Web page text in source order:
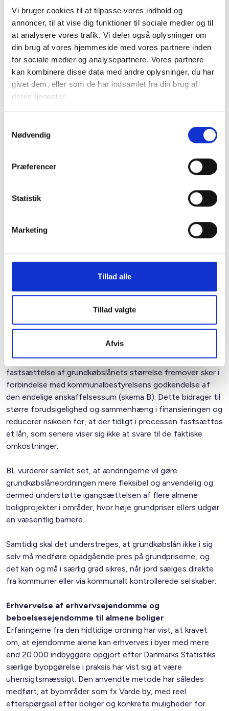
Vi bruger cookies til at tilpasse vores indhold og
annoncer, til at vise dig funktioner til sociale medier og til
at analysere vores trafik. Vi deler også oplysninger om
din brug af vores hjemmeside med vores partnere inden
for sociale medier og analysepartnere. Vores partnere
kan kombinere disse data med andre oplysninger, du har
givet dem, eller som de har indsamlet fra din brug af
deres tjenester.
Nødvendig
Præferencer
Statistik
Marketing
Tillad alle
Tillad valgte
Afvis
vedtagelsen af nærværende lovforslag. BL skal
understrege vigtigheden af, at lovforslaget vedtages og
implementeres hurtigst muligt.
BL gør i den forbindelse opmærksom på, at der – særligt i
hovedstadsområdet – allerede ligger flere tusinde almene
familieboliger klar til igangsættelse, forudsat at den
samlede højprisordning implementeres. En hurtig
boliger.
maksimumpriser ikke får afledte effekter på grund- og
byggepriser, så det kan sikres, at de bedre rammer fører til
mest muligt betalbart byggeri. I situationer med salg af
grunde fra kommuner eller kommunale selskaber må dette
Grundkøbslån
grundkøbslåneordningen hensigtsmæssige og
velbegrundede. Særligt positivt er det, at grænsen for
maksimumbeløbet, idet dette i praksis øger det lånebeløb,
der kan ydes i områder med høje grundpriser. Ændringen vil
styrke mulighederne for at erhverve byggegrunde til alment
BL noterer sig endvidere positivt, at den endelige
fastsættelse af grundkøbslånets størrelse fremover sker i
forbindelse med kommunalbestyrelsens godkendelse af
den endelige anskaffelsessum (skema B). Dette bidrager til
større forudsigelighed og sammenhæng i finansieringen og
reducerer risikoen for, at der tidligt i processen fastsættes
et lån, som senere viser sig ikke at svare til de faktiske
omkostninger.
BL vurderer samlet set, at ændringerne vil gøre
grundkøbslåneordningen mere fleksibel og anvendelig og
dermed understøtte igangsættelsen af flere almene
boligprojekter i områder, hvor høje grundpriser ellers udgør
en væsentlig barriere.
Samtidig skal det understreges, at grundkøbslån ikke i sig
selv må medføre opadgående pres på grundpriserne, og
det kan og må i særlig grad sikres, når jord sælges direkte
fra kommuner eller via kommunalt kontrollerede selskaber.
Erhvervelse af erhvervsejendomme og
beboelsesejendomme til almene boliger
Erfaringerne fra den hidtidige ordning har vist, at kravet
om, at ejendomme alene kan erhverves i byer med mere
end 20.000 indbyggere opgjort efter Danmarks Statistiks
særlige byopgørelse i praksis har vist sig at være
uhensigtsmæssigt. Den anvendte metode har således
medført, at byområder som fx Varde by, med reel
efterspørgsel efter boliger og konkrete muligheder for